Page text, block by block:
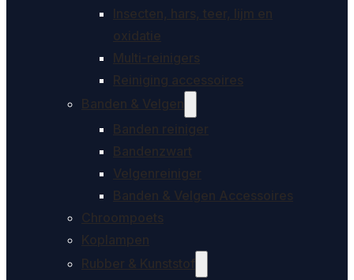
Insecten, hars, teer, lijm en
oxidatie
Multi-reinigers
Reiniging accessoires
Banden & Velgen
Banden reiniger
Bandenzwart
Velgenreiniger
Banden & Velgen Accessoires
Chroompoets
Koplampen
Rubber & Kunststof